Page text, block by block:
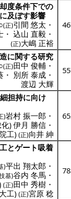
度条件下での
に及ぼす影響
(正)引間 悠太 ・
・ 込山 直毅・
(正)大嶋 正裕
に関する研究
(正)田中 俊輔・
・ 別所 泰成・
渡辺 大輝
担持に向け
)岩村 振一郎 ・
) 伊月 勝信・
工) (正)向井 紳
とゲート吸着
)平出 翔太郎 ・
基)谷内 冬馬・
(正)田中 秀樹・
工) (正)宮原 稔